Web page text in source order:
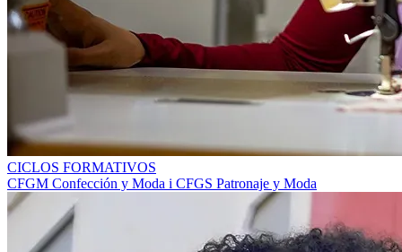
CICLOS FORMATIVOS
CFGM Confección y Moda i CFGS Patronaje y Moda